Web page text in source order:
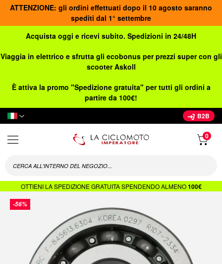
ATTENZIONE: gli ordini effettuati dopo il 10 agosto saranno
spediti dal 1° settembre
Acquista oggi e ricevi subito. Spedizioni in 24/48H
Viaggia in elettrico e sfrutta gli ecobonus per prezzi super con gli
scooter Askoll
È attiva la promo "Spedizione gratuita" per tutti gli ordini a
partire da 100€!
Lingua
B2B
OTTIENI LA SPEDIZIONE GRATUITA SPENDENDO ALMENO100€
alla
immagini
-56%